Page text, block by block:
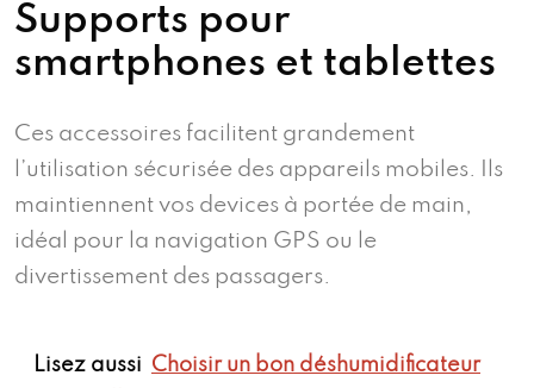
Supports pour
smartphones et tablettes
Ces accessoires facilitent grandement
l’utilisation sécurisée des appareils mobiles. Ils
maintiennent vos devices à portée de main,
idéal pour la navigation GPS ou le
divertissement des passagers.
Lisez aussi Choisir un bon déshumidificateur